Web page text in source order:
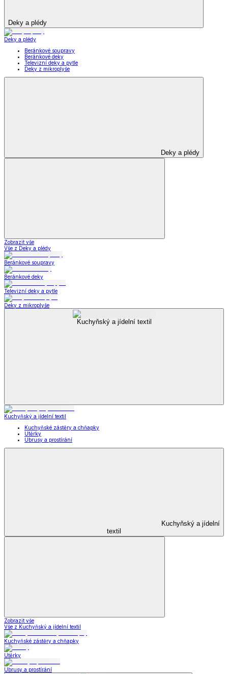
Deky a plédy
Deky a plédy
Beránkové soupravy
Beránkové deky
Televizní deky a pytle
Deky z mikroplyše
Deky a plédy
Zobrazit vše
Vše z Deky a plédy
Beránkové soupravy
Beránkové deky
Televizní deky a pytle
Deky z mikroplyše
Kuchyňský a jídelní textil
Kuchyňský a jídelní textil
Kuchyňské zástěry a chňapky
Utěrky
Ubrusy a prostírání
Kuchyňský a jídelní
textil
Zobrazit vše
Vše z Kuchyňský a jídelní textil
Kuchyňské zástěry a chňapky
Utěrky
Ubrusy a prostírání